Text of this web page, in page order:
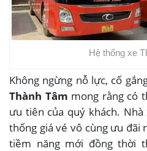
Hệ thống xe
Không ngừng nỗ lực, cố
Thành Tâm mong rằng có
ưu tiên của quý khách.
thống giá vé vô cùng ưu đãi
tiềm năng mới đồng thời